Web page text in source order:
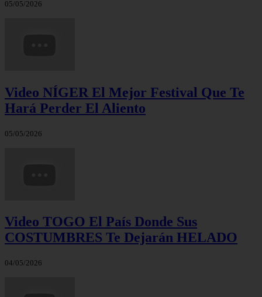
05/05/2026
Video NÍGER El Mejor Festival Que Te
Hará Perder El Aliento
05/05/2026
Video TOGO El País Donde Sus
COSTUMBRES Te Dejarán HELADO
04/05/2026